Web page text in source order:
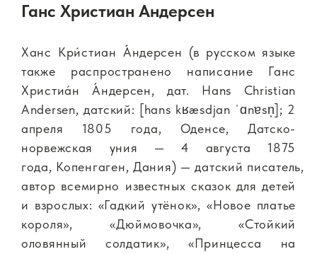
Ганс Христиан Андерсен
Ханс Кри́стиан А́ндерсен (в русском языке
также распространено написание Ганс
Христиа́н А́ндерсен, дат. Hans Christian
Andersen, датский: [hans kʁæsdjan ˈɑnɐsn̩]; 2
апреля 1805 года, Оденсе, Датско-
норвежская уния — 4 августа 1875
года, Копенгаген, Дания) — датский писатель,
автор всемирно известных сказок для детей
и взрослых: «Гадкий утёнок», «Новое платье
короля», «Дюймовочка», «Стойкий
оловянный солдатик», «Принцесса на